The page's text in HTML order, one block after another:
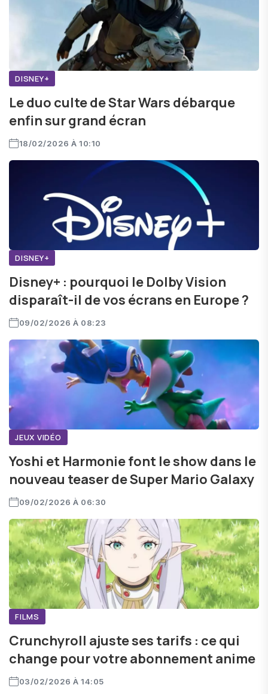
DISNEY+
Le duo culte de Star Wars débarque
enfin sur grand écran
18/02/2026 À 10:10
DISNEY+
Disney+ : pourquoi le Dolby Vision
disparaît-il de vos écrans en Europe ?
09/02/2026 À 08:23
JEUX VIDÉO
Yoshi et Harmonie font le show dans le
nouveau teaser de Super Mario Galaxy
09/02/2026 À 06:30
FILMS
Crunchyroll ajuste ses tarifs : ce qui
change pour votre abonnement anime
03/02/2026 À 14:05